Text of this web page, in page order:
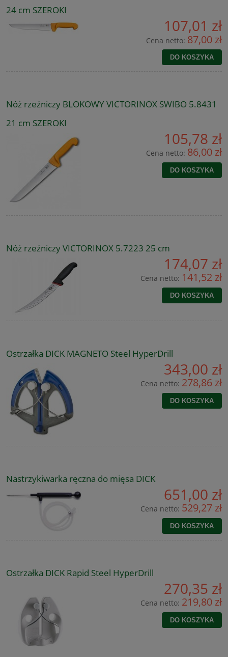
24 cm SZEROKI
107,01 zł
Cena netto: 87,00 zł
DO KOSZYKA
Nóż rzeźniczy BLOKOWY VICTORINOX SWIBO 5.8431
21 cm SZEROKI
105,78 zł
Cena netto: 86,00 zł
DO KOSZYKA
Nóż rzeźniczy VICTORINOX 5.7223 25 cm
174,07 zł
Cena netto: 141,52 zł
DO KOSZYKA
Ostrzałka DICK MAGNETO Steel HyperDrill
343,00 zł
Cena netto: 278,86 zł
DO KOSZYKA
Nastrzykiwarka ręczna do mięsa DICK
651,00 zł
Cena netto: 529,27 zł
DO KOSZYKA
Ostrzałka DICK Rapid Steel HyperDrill
270,35 zł
Cena netto: 219,80 zł
DO KOSZYKA